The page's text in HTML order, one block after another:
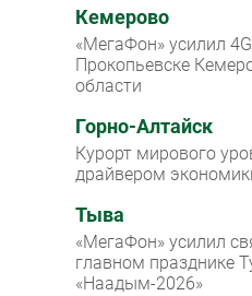
Кемерово
«МегаФон» усилил
Прокопьевске
области
Горно-Алтайск
Курорт мирового
драйвером
Тыва
«МегаФон» усилил
главном празднике
«Наадым-2026»